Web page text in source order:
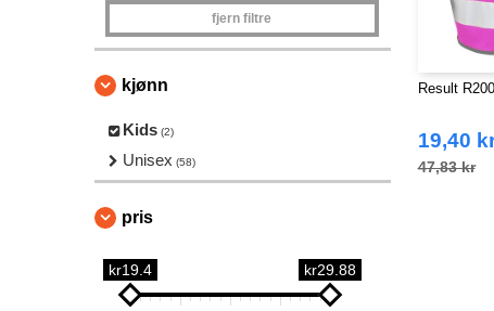
fjern filtre
kjønn
Kids (2)
Unisex (58)
pris
kr19.4 kr29.88
Result
19,40
47,83 kr